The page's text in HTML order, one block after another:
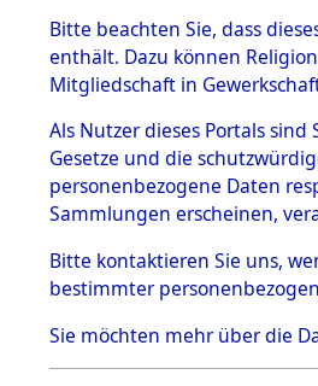
BESTÄNDE
1.
mente
5. Verschiedenes
5.3
Todesmärsche
5.3.1 Alliierte
Erhebungen
zu
Todesmärsch
en
5.3.2
Bitte beachten Sie, dass
enthält. Dazu können
Mitgliedschaft in
Als Nutzer dieses Portals
Gesetze und die
personenbezogene Daten
Sammlungen erscheinen,
Bitte kontaktieren Sie uns,
bestimmter
Sie möchten mehr über die